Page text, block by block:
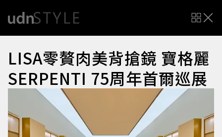
LISA零贅肉美背搶鏡 寶格麗
SERPENTI 75周年首爾巡展